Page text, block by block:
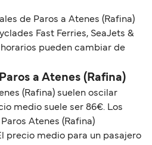
de Paros a Atenes (Rafina)
Fast Ferries, SeaJets &
pueden cambiar de
a Atenes (Rafina)
(Rafina) suelen oscilar
medio suele ser 86€. Los
Atenes (Rafina)
precio medio para un pasajero